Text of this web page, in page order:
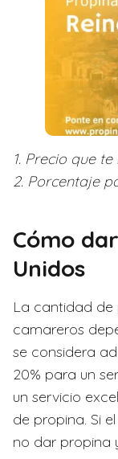
1. Precio que
2. Porcentaje
Cómo
Unidos
La cantidad de
camareros
se considera
20% para un
un servicio
de propina. Si
no dar propina